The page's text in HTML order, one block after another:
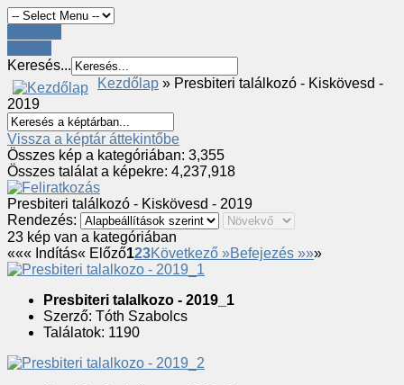
Keresés...
Kezdőlap » Presbiteri találkozó - Kiskövesd -
2019
Vissza a képtár áttekintőbe
Összes kép a kategóriában: 3,355
Összes találat a képekre: 4,237,918
Presbiteri találkozó - Kiskövesd - 2019
Rendezés:
23 kép van a kategóriában
««« Indítás« Előző123Következő »Befejezés »»»
Presbiteri talalkozo - 2019_1
Szerző: Tóth Szabolcs
Találatok: 1190